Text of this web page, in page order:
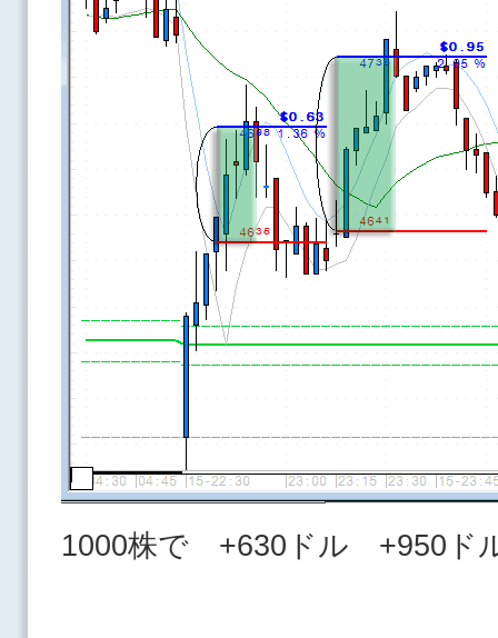
1000株で +630ドル +950ド